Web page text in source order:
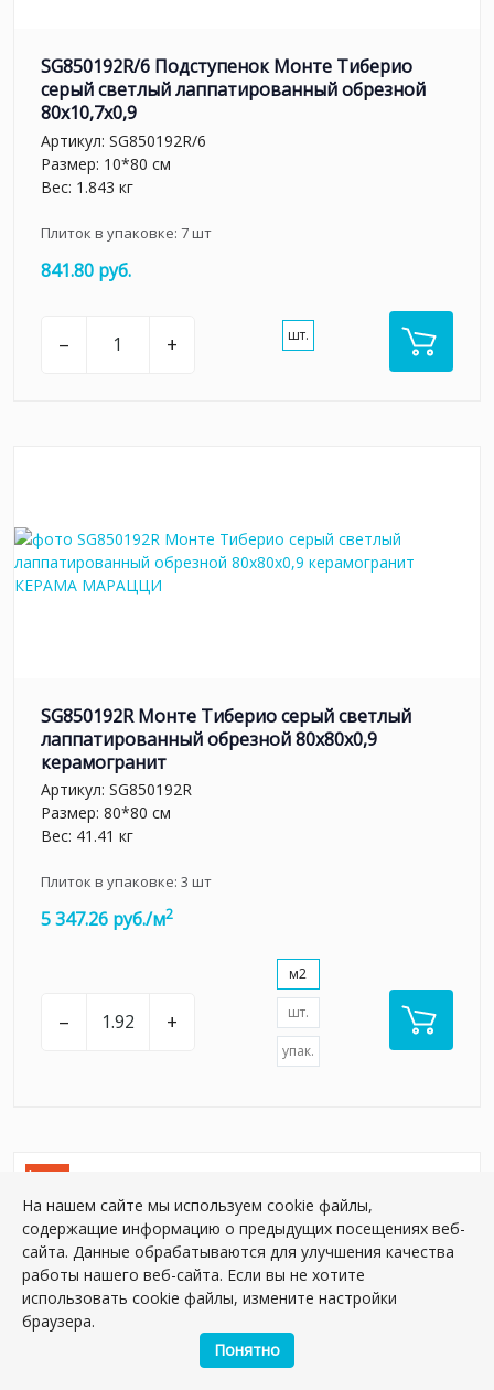
SG850192R/6 Подступенок Монте Тиберио
серый светлый лаппатированный обрезной
80x10,7x0,9
Артикул: SG850192R/6
Размер: 10*80 см
Вес: 1.843 кг
Плиток в упаковке: 7шт
841.80 руб.
– + шт.
SG850192R Монте Тиберио серый светлый
лаппатированный обрезной 80x80x0,9
керамогранит
Артикул: SG850192R
Размер: 80*80 см
Вес: 41.41 кг
Плиток в упаковке: 3 шт
5 347.26 руб./м2
– +
м2
шт.
упак.
Акция
На нашем сайте мы используем cookie файлы,
содержащие информацию о предыдущих посещениях веб-
сайта. Данные обрабатываются для улучшения качества
работы нашего веб-сайта. Если вы не хотите
использовать cookie файлы, измените настройки
браузера.
Понятно